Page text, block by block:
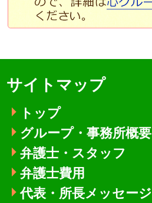
サイトマップ
トップ
グループ・事務所概要
弁護士・スタッフ
弁護士費用
代表・所長メッセージ